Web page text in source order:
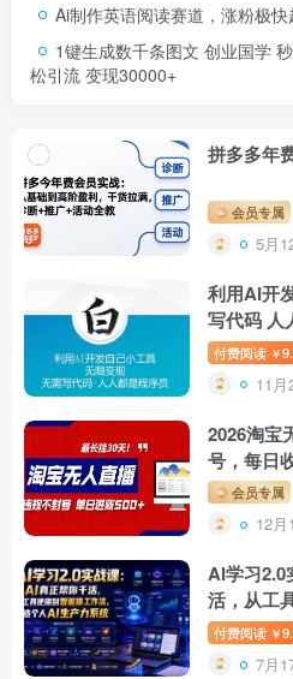
Ai制作英语阅读赛道，涨粉极
1键生成数千条图文 创业国学
松引流 变现30000+
拼多多年
会员专属
5月
利用AI开
写代码 人
付费阅读 ￥
11
2026淘宝
号，每日
会员专属
12月
AI学习2.0
活，从工
个人AI生
付费阅读 ￥
7月